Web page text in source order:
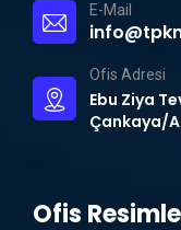
E-Mail
Ofis Adresi
Ebu Ziya
Çankaya/
Ofis